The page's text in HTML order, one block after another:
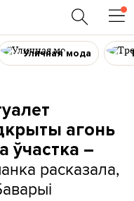
Уличная мода
агонь
ўчастка –
расказала,